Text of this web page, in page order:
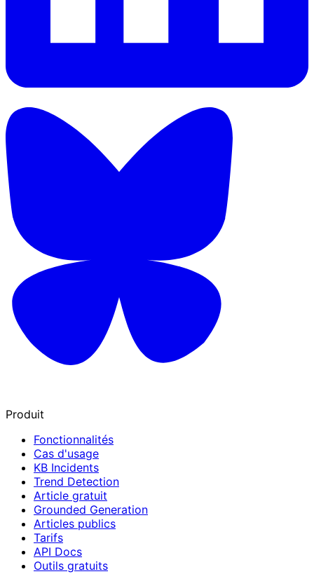
Produit
Fonctionnalités
Cas d'usage
KB Incidents
Trend Detection
Article gratuit
Grounded Generation
Articles publics
Tarifs
API Docs
Outils gratuits